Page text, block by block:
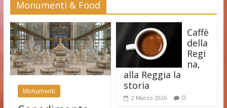
Monumenti & Food
Monumenti
Caffè
della
Regi
na,
alla Reggia la
storia
2 Marzo 2026 0